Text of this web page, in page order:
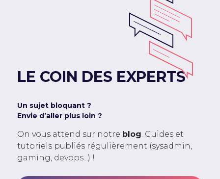
LE COIN DES EXPERTS
Un sujet bloquant ?
Envie d’aller plus loin ?
On vous attend sur notre blog. Guides et
tutoriels publiés régulièrement (sysadmin,
gaming, devops...) !